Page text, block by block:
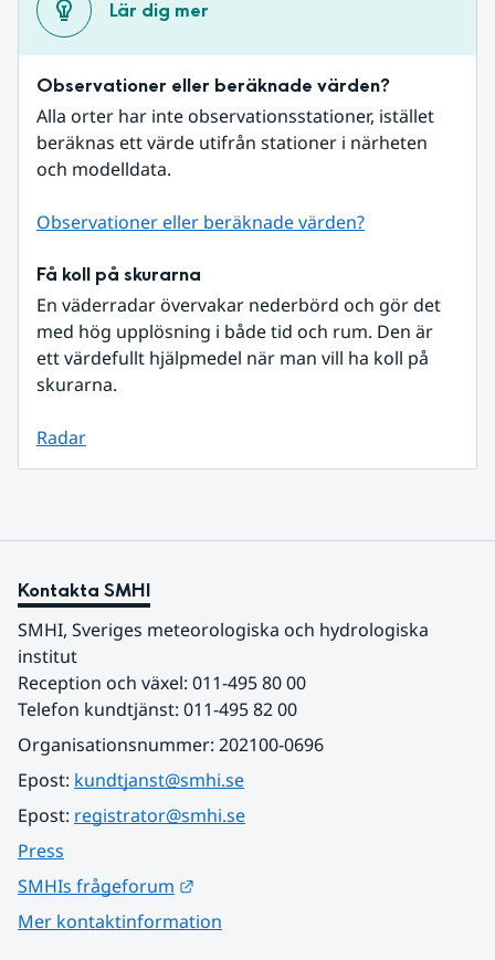
Lär dig mer
Observationer eller beräknade värden?
Alla orter har inte observationsstationer, istället
beräknas ett värde utifrån stationer i närheten
och modelldata.
Observationer eller beräknade värden?
Få koll på skurarna
En väderradar övervakar nederbörd och gör det
med hög upplösning i både tid och rum. Den är
ett värdefullt hjälpmedel när man vill ha koll på
skurarna.
Radar
Kontakta SMHI
SMHI, Sveriges meteorologiska och hydrologiska
institut
Reception och växel: 011-495 80 00
Telefon kundtjänst: 011-495 82 00
Organisationsnummer: 202100-0696
Epost: kundtjanst@smhi.se
Epost: registrator@smhi.se
Press
SMHIs frågeforum
Mer kontaktinformation